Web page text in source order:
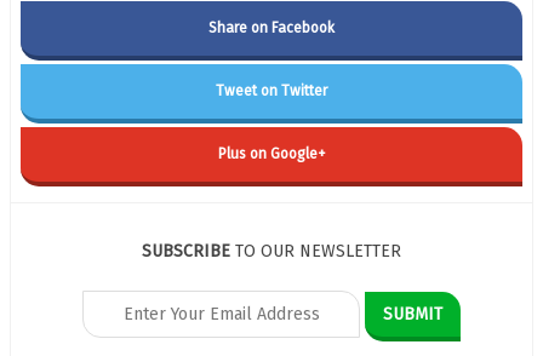
Share on Facebook
Tweet on Twitter
Plus on Google+
SUBSCRIBE TO OUR NEWSLETTER